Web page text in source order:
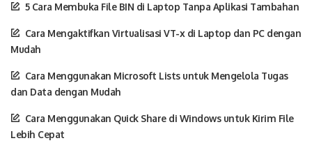
5 Cara Membuka File BIN di Laptop Tanpa Aplikasi Tambahan
Cara Mengaktifkan Virtualisasi VT-x di Laptop dan PC dengan
Mudah
Cara Menggunakan Microsoft Lists untuk Mengelola Tugas
dan Data dengan Mudah
Cara Menggunakan Quick Share di Windows untuk Kirim File
Lebih Cepat